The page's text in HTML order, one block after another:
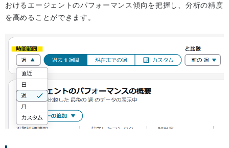
おけるエージェントのパフォーマンス傾向を把握し、分析の精度
を高めることができます。